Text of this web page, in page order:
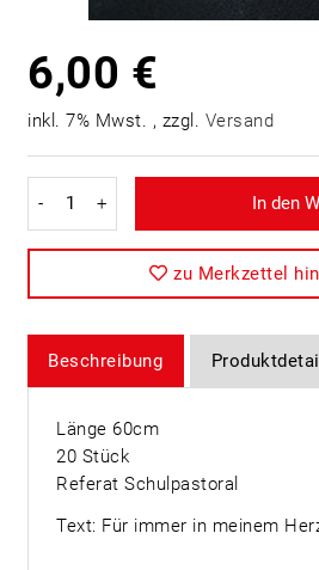
6,00 €
inkl. 7% Mwst. , zzgl. Versand
- + In den
zu Merkzettel
Beschreibung
Länge 60cm
20 Stück
Referat Schulpastoral
Text: Für immer in meinem